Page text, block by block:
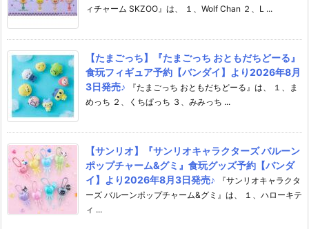
ィチャーム SKZOO』は、 １、Wolf Chan ２、L ...
【たまごっち】『たまごっち おともだちどーる』
食玩フィギュア予約【バンダイ】より2026年8月
3日発売♪
『たまごっち おともだちどーる』は、 １、ま
めっち ２、くちぱっち ３、みみっち ...
【サンリオ】『サンリオキャラクターズ バルーン
ポップチャーム&グミ』食玩グッズ予約【バンダ
イ】より2026年8月3日発売♪
『サンリオキャラクタ
ーズ バルーンポップチャーム&グミ』は、 １、ハローキテ
ィ ...